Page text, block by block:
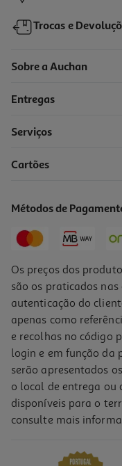
-30%
14,90 € PVP de editor
Promoção
-30%
Livro Cartões De Revisão
Trocas e
Sobre a Auchan
Entregas
Serviços
Cartões
Métodos de
Os preços dos
são os praticados
autenticação do
apenas como
e recolhas no código
login e em função da
serão apresentados
o local de entrega ou
disponíveis para o
consulte mais